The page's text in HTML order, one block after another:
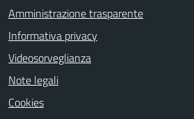
Amministrazione trasparente
Informativa privacy
Videosorveglianza
Note legali
Cookies